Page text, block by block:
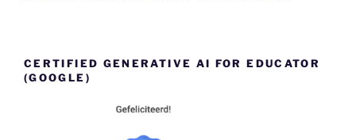
CERTIFIED GENERATIVE AI FOR EDUCATOR
(GOOGLE)